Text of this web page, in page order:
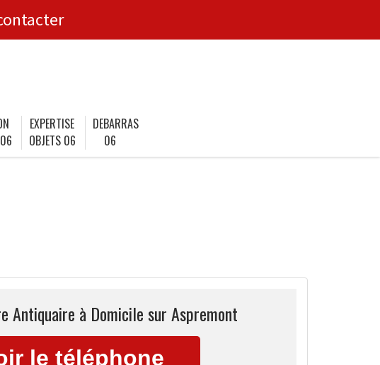
EXPERTISE
OBJETS 06
DEBARRAS
06
Antiquaire à Domicile sur Aspremont